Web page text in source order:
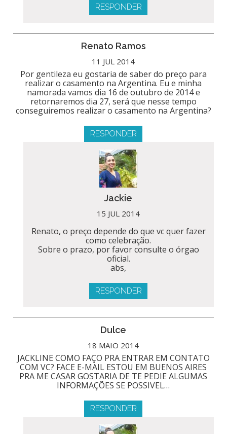
RESPONDER
Renato Ramos
11 JUL 2014
Por gentileza eu gostaria de saber do preço para
realizar o casamento na Argentina. Eu e minha
namorada vamos dia 16 de outubro de 2014 e
retornaremos dia 27, será que nesse tempo
conseguiremos realizar o casamento na Argentina?
RESPONDER
Jackie
15 JUL 2014
Renato, o preço depende do que vc quer fazer
como celebração.
Sobre o prazo, por favor consulte o órgao
oficial.
abs,
RESPONDER
Dulce
18 MAIO 2014
JACKLINE COMO FAÇO PRA ENTRAR EM CONTATO
COM VC? FACE E-MAIL ESTOU EM BUENOS AIRES
PRA ME CASAR GOSTARIA DE TE PEDIE ALGUMAS
INFORMAÇÕES SE POSSIVEL…
RESPONDER